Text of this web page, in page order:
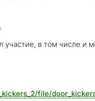
участие, в том числе и
file/